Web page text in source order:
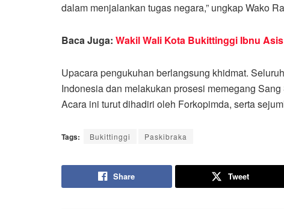
dalam menjalankan tugas negara,” ungkap Wako
Baca Juga: Wakil Wali Kota Bukittinggi Ibnu
Upacara pengukuhan berlangsung khidmat.
Indonesia dan melakukan prosesi memegang
Acara ini turut dihadiri oleh Forkopimda, serta
Tags: Bukittinggi Paskibraka
Share Tweet